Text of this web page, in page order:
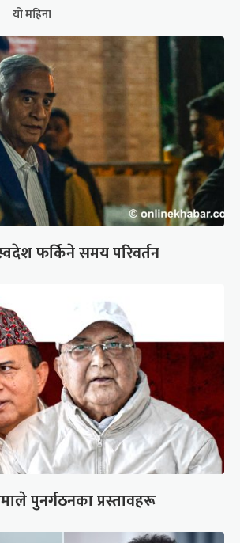
यो महिना
फर्किने समय परिवर्तन
पुनर्गठनका प्रस्तावहरू